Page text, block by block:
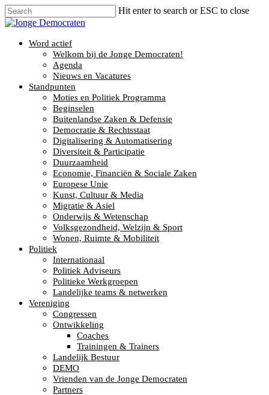
Hit enter to search or ESC to close
Word actief
Welkom bij de Jonge Democraten!
Agenda
Nieuws en Vacatures
Standpunten
Moties en Politiek Programma
Beginselen
Buitenlandse Zaken & Defensie
Democratie & Rechtsstaat
Digitalisering & Automatisering
Diversiteit & Participatie
Duurzaamheid
Economie, Financiën & Sociale Zaken
Europese Unie
Kunst, Cultuur & Media
Migratie & Asiel
Onderwijs & Wetenschap
Volksgezondheid, Welzijn & Sport
Wonen, Ruimte & Mobiliteit
Politiek
Internationaal
Politiek Adviseurs
Politieke Werkgroepen
Landelijke teams & netwerken
Vereniging
Congressen
Ontwikkeling
Coaches
Trainingen & Trainers
Landelijk Bestuur
DEMO
Vrienden van de Jonge Democraten
Partners